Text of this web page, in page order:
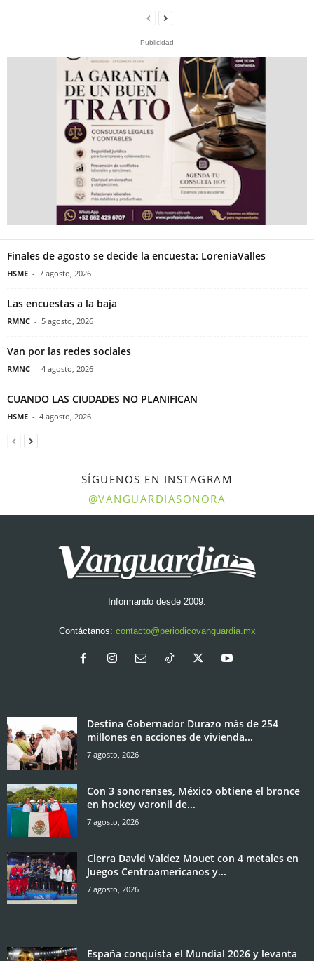
- Publicidad -
Finales de agosto se decide la encuesta: LoreniaValles
HSME - 7 agosto, 2026
Las encuestas a la baja
RMNC - 5 agosto, 2026
Van por las redes sociales
RMNC - 4 agosto, 2026
CUANDO LAS CIUDADES NO PLANIFICAN
HSME - 4 agosto, 2026
SÍGUENOS EN INSTAGRAM
@VANGUARDIASONORA
Informando desde 2009.
Contáctanos: contacto@periodicovanguardia.mx
Destina Gobernador Durazo más de 254
millones en acciones de vivienda...
7 agosto, 2026
Con 3 sonorenses, México obtiene el bronce
en hockey varonil de...
7 agosto, 2026
Cierra David Valdez Mouet con 4 metales en
Juegos Centroamericanos y...
7 agosto, 2026
España conquista el Mundial 2026 y levanta